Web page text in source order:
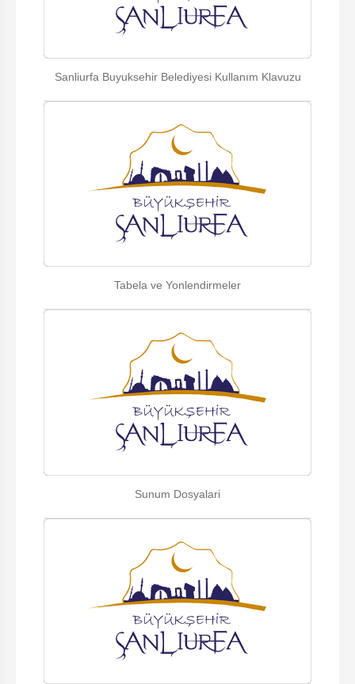
Sanliurfa Buyuksehir Belediyesi Kullanım Klavuzu
Tabela ve Yonlendirmeler
Sunum Dosyalari